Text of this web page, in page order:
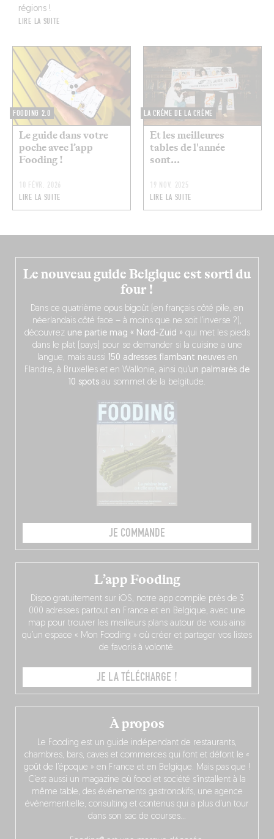
régions !
LIRE LA SUITE
FOODING 2.0
Le guide dans votre
poche avec l’app
Fooding !
10 FÉVR. 2026
LIRE LA SUITE
LA CRÈME DE LA CRÈME
Et les meilleures
tables de l'année
sont...
19 NOV. 2025
LIRE LA SUITE
Le nouveau guide Belgique est sorti du
four !
Dans ce quatrième opus bigoût (en français côté pile, en
néerlandais côté face – à moins que ne soit l’inverse ?),
découvrez une partie mag « Nord-Zuid » qui met les pieds
dans le plat (pays) pour se demander si la cuisine a une
langue, mais aussi 150 adresses flambant neuvesen
Flandre, à Bruxelles et en Wallonie, ainsi qu’ un palmarès de
10 spots au sommet de la belgitude.
JE COMMANDE
À propos
Le Fooding est un guide indépendant de restaurants,
chambres, bars, caves et commerces qui font et défont le «
goût de l’époque » en France et en Belgique. Mais pas que !
C’est aussi un magazine où food et société s’installent à la
même table, des événements gastronokifs, une agence
événementielle, consulting et contenus qui a plus d’un tour
dans son sac de courses…
L’app Fooding
Dispo gratuitement sur iOS, notre app compile près de 3
000 adresses partout en France et en Belgique, avec une
map pour trouver les meilleurs plans autour de vous ainsi
qu’un espace « Mon Fooding » où créer et partager vos listes
de favoris à volonté.
JE LA TÉLÉCHARGE !